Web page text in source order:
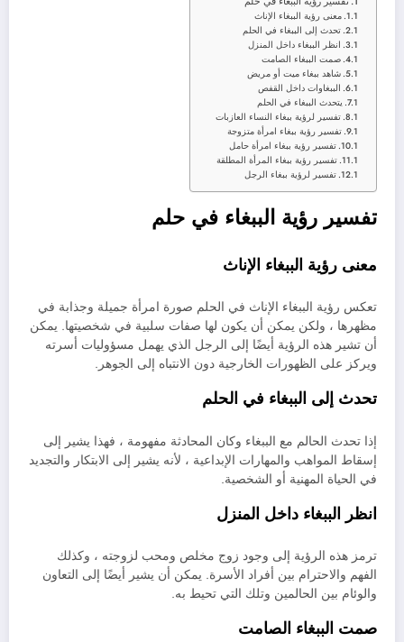
معنى رؤية الببغاء الإناث
تحدث إلى الببغاء في الحلم
انظر الببغاء داخل المنزل
صمت الببغاء الصامت
شاهد ببغاء ميت أو مريض
الببغاوات داخل القفص
يتحدث الببغاء في الحلم
تفسير لرؤية ببغاء النساء العازبات
تفسير رؤية ببغاء امرأة متزوجة
تفسير رؤية ببغاء امرأة حامل
تفسير رؤية ببغاء المرأة المطلقة
تفسير لرؤية ببغاء الرجل
تفسير رؤية الببغاء في حلم
معنى رؤية الببغاء الإناث
تعكس رؤية الببغاء الإناث في الحلم صورة امرأة جميلة وجذابة في
مظهرها ، ولكن يمكن أن يكون لها صفات سلبية في شخصيتها. يمكن
أن تشير هذه الرؤية أيضًا إلى الرجل الذي يهمل مسؤوليات أسرته
ويركز على الظهورات الخارجية دون الانتباه إلى الجوهر.
تحدث إلى الببغاء في الحلم
إذا تحدث الحالم مع الببغاء وكان المحادثة مفهومة ، فهذا يشير إلى
إسقاط المواهب والمهارات الإبداعية ، لأنه يشير إلى الابتكار والتجديد
في الحياة المهنية أو الشخصية.
انظر الببغاء داخل المنزل
ترمز هذه الرؤية إلى وجود زوج مخلص ومحب لزوجته ، وكذلك
الفهم والاحترام بين أفراد الأسرة. يمكن أن يشير أيضًا إلى التعاون
والوئام بين الحالمين وتلك التي تحيط به.
صمت الببغاء الصامت